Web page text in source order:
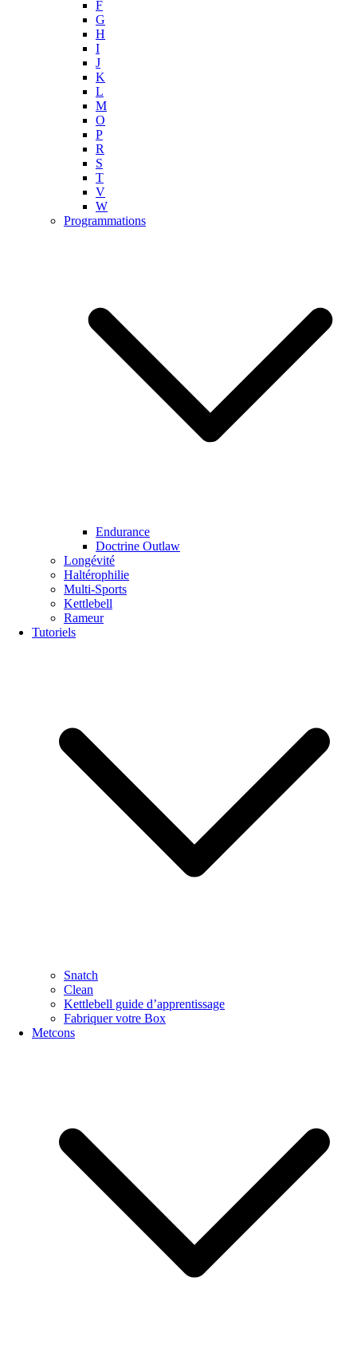
F
G
H
I
J
K
L
M
O
P
R
S
T
V
W
Programmations
Endurance
Doctrine Outlaw
Longévité
Haltérophilie
Multi-Sports
Kettlebell
Rameur
Tutoriels
Snatch
Clean
Kettlebell guide d’apprentissage
Fabriquer votre Box
Metcons